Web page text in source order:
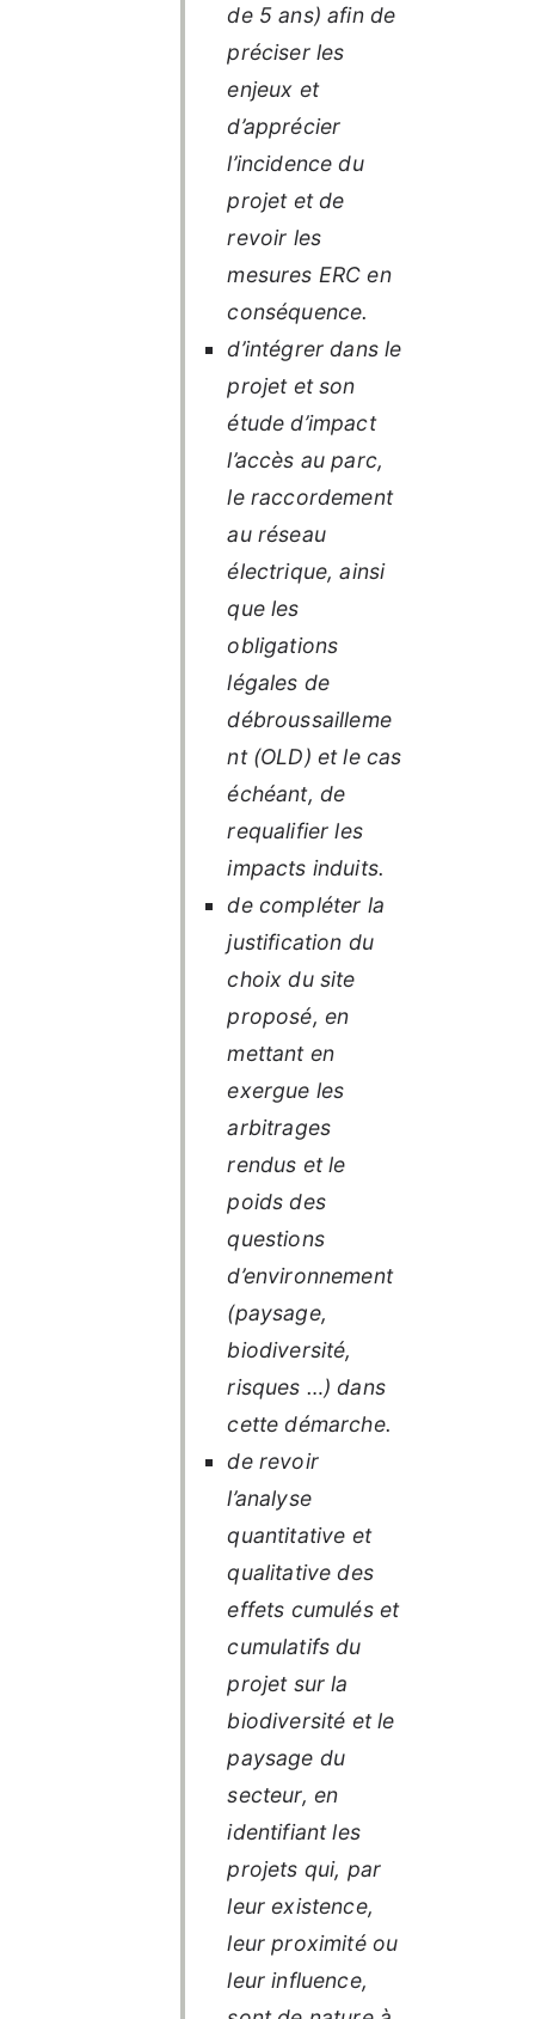
de 5 ans) afin de
préciser les
enjeux et
d’apprécier
l’incidence du
projet et de
revoir les
mesures ERC en
conséquence.
d’intégrer dans le
projet et son
étude d’impact
l’accès au parc,
le raccordement
au réseau
électrique, ainsi
que les
obligations
légales de
débroussailleme
nt (OLD) et le cas
échéant, de
requalifier les
impacts induits.
de compléter la
justification du
choix du site
proposé, en
mettant en
exergue les
arbitrages
rendus et le
poids des
questions
d’environnement
(paysage,
biodiversité,
risques …) dans
cette démarche.
de revoir
l’analyse
quantitative et
qualitative des
effets cumulés et
cumulatifs du
projet sur la
biodiversité et le
paysage du
secteur, en
identifiant les
projets qui, par
leur existence,
leur proximité ou
leur influence,